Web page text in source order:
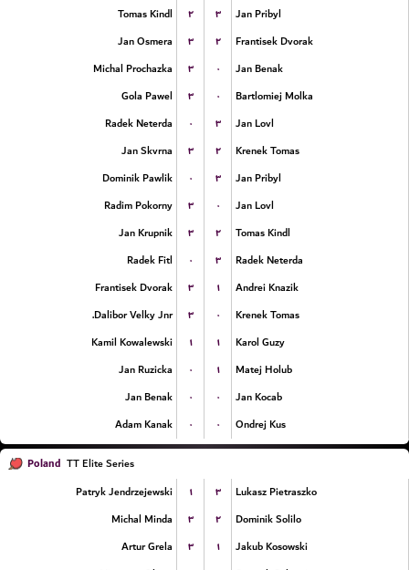
Tomas Kindl
۲ ۳
Jan Pribyl
Jan Osmera
۳ ۲
Frantisek Dvorak
Michal Prochazka
۳ ۰
Jan Benak
Gola Pawel
۳ ۰
Bartlomiej Molka
Radek Neterda
۰ ۳
Jan Lovl
Jan Skvrna
۳ ۲
Krenek Tomas
Dominik Pawlik
۰ ۳
Jan Pribyl
Radim Pokorny
۳ ۰
Jan Lovl
Jan Krupnik
۳ ۲
Tomas Kindl
Radek Fitl
۰ ۳
Radek Neterda
Frantisek Dvorak
۳ ۱
Andrei Knazik
Dalibor Velky Jnr.
۳ ۰
Krenek Tomas
Kamil Kowalewski
۱ ۱
Karol Guzy
Jan Ruzicka
۰ ۱
Matej Holub
Jan Benak
۰ ۰
Jan Kocab
Adam Kanak
۰ ۰ Ondrej Kus
Poland TT Elite Series
Patryk Jendrzejewski
۱ ۳
Lukasz Pietraszko
Michal Minda
۳ ۲
Dominik Solilo
Artur Grela
۳ ۱
Jakub Kosowski